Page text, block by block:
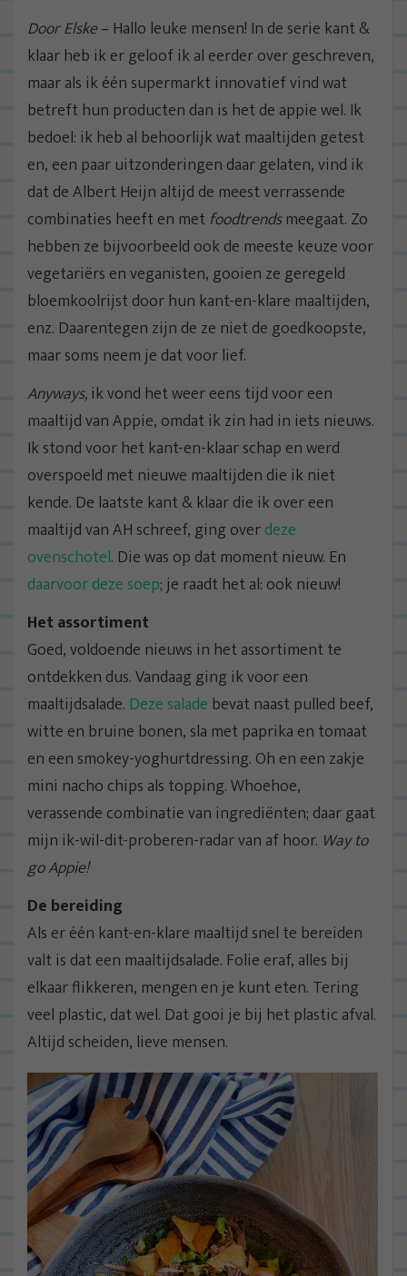
Door Elske– Hallo leuke mensen! In de serie kant &
klaar heb ik er geloof ik al eerder over geschreven,
maar als ik één supermarkt innovatief vind wat
betreft hun producten dan is het de appie wel. Ik
bedoel: ik heb al behoorlijk wat maaltijden getest
en, een paar uitzonderingen daar gelaten, vind ik
dat de Albert Heijn altijd de meest verrassende
combinaties heeft en met foodtrendsmeegaat. Zo
hebben ze bijvoorbeeld ook de meeste keuze voor
vegetariërs en veganisten, gooien ze geregeld
bloemkoolrijst door hun kant-en-klare maaltijden,
enz. Daarentegen zijn de ze niet de goedkoopste,
maar soms neem je dat voor lief.
Anyways, ik vond het weer eens tijd voor een
maaltijd van Appie, omdat ik zin had in iets nieuws.
Ik stond voor het kant-en-klaar schap en werd
overspoeld met nieuwe maaltijden die ik niet
kende. De laatste kant & klaar die ik over een
maaltijd van AH schreef, ging overdeze
ovenschotel. Die was op dat moment nieuw. En
daarvoor deze soep; je raadt het al: ook nieuw!
Het assortiment
Goed, voldoende nieuws in het assortiment te
ontdekken dus. Vandaag ging ik voor een
maaltijdsalade. Deze salade bevat naast pulled beef,
witte en bruine bonen, sla met paprika en tomaat
en een smokey-yoghurtdressing. Oh en een zakje
mini nacho chips als topping. Whoehoe,
verassende combinatie van ingrediënten; daar gaat
mijn ik-wil-dit-proberen-radar van af hoor. Way to
go Appie!
De bereiding
Als er één kant-en-klare maaltijd snel te bereiden
valt is dat een maaltijdsalade. Folie eraf, alles bij
elkaar flikkeren, mengen en je kunt eten. Tering
veel plastic, dat wel. Dat gooi je bij het plastic afval.
Altijd scheiden, lieve mensen.